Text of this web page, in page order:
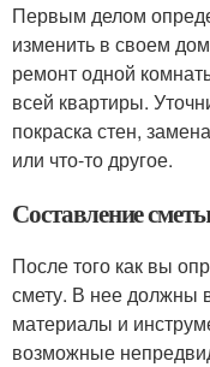
Первым делом
изменить в своем
ремонт одной
всей квартиры.
покраска стен,
или что-то другое.
Составление
После того как вы
смету. В нее должны
материалы и
возможные